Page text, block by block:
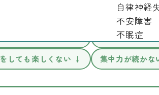
自律神経
不安障害
不眠症
不安感・緊張感
しても楽しくない ↓
集中力が続か